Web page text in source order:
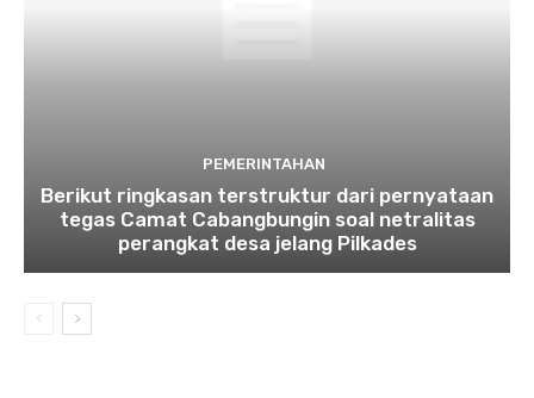
PEMERINTAHAN
Berikut ringkasan terstruktur dari pernyataan
tegas Camat Cabangbungin soal netralitas
perangkat desa jelang Pilkades